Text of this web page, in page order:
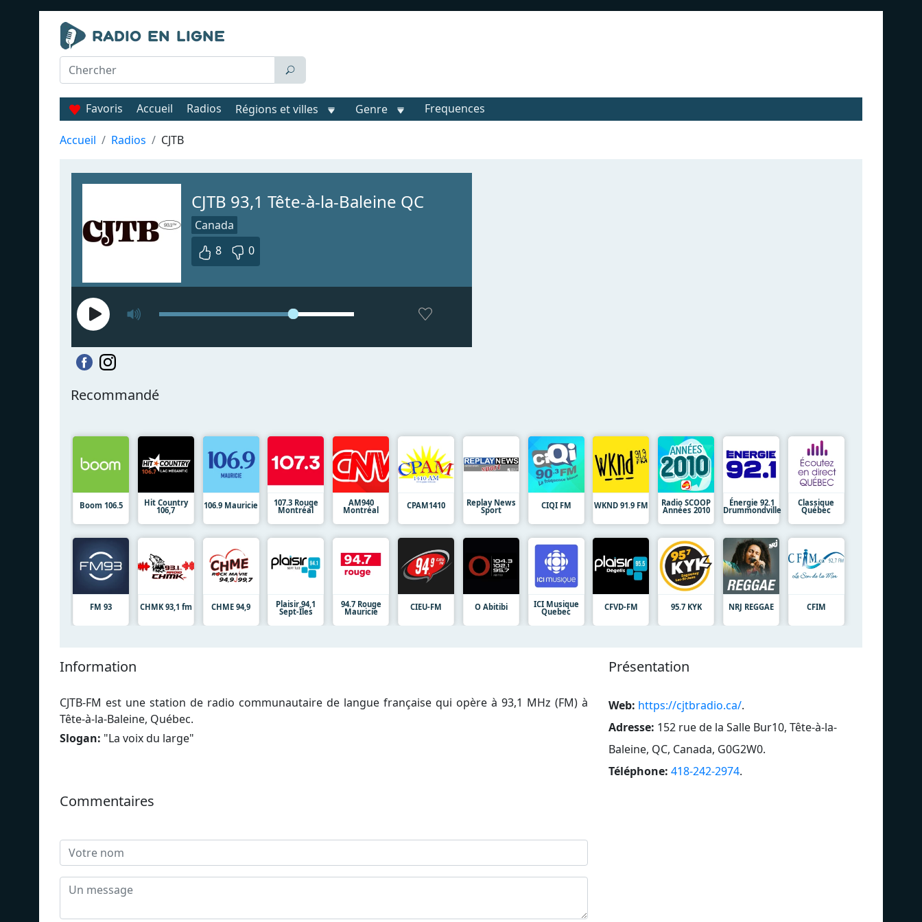
Favoris Accueil Radios Régions et villes Genre Frequences
Accueil Radios CJTB
CJTB 93,1 Tête-à-la-Baleine QC
Canada
8
0
Recommandé
Boom 106.5 Hit Country
106,7 106.9 Mauricie 107.3 Rouge
Montréal
AM940
Montréal CPAM1410 Replay News
Sport CIQI FM WKND 91.9 FM Radio SCOOP
Années 2010
Énergie 92.1
Drummondville
Classique
Québec
FM 93 CHMK 93,1 fm CHME 94,9 Plaisir 94,1
Sept-Îles
94.7 Rouge
Mauricie CIEU-FM O Abitibi ICI Musique
Quebec CFVD-FM 95.7 KYK NRJ REGGAE CFIM
Information
CJTB-FM est une station de radio communautaire de langue française qui opère à 93,1 MHz (FM) à
Tête-à-la-Baleine, Québec.
Slogan: "La voix du large"
Présentation
Web: https://cjtbradio.ca/.
Adresse: 152 rue de la Salle Bur10, Tête-à-la-
Baleine, QC, Canada, G0G2W0.
Téléphone: 418-242-2974.
Commentaires